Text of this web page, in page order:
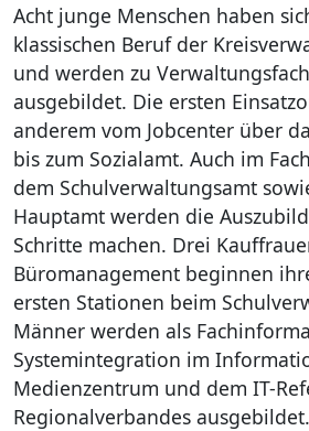
Acht junge Menschen haben
klassischen Beruf der
und werden zu
ausgebildet. Die ersten
anderem vom Jobcenter über
bis zum Sozialamt. Auch im
dem Schulverwaltungsamt
Hauptamt werden die
Schritte machen. Drei
Büromanagement beginnen
ersten Stationen beim
Männer werden als
Systemintegration im
Medienzentrum und dem IT-
Regionalverbandes ausgebildet.